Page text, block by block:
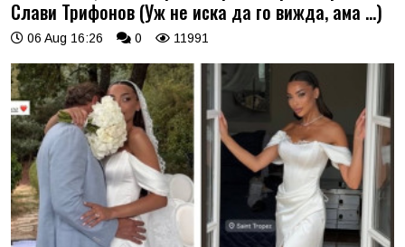
Слави Трифонов (Уж не иска да го вижда, ама …)
06 Aug 16:26 0 11991